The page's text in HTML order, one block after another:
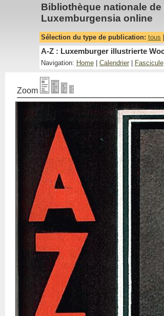
Bibliothèque nationale
Luxemburgensia online
Sélection du type de publication: tous
A-Z : Luxemburger illustrierte
Navigation: Home| Calendrier| Fascicule
Zoom